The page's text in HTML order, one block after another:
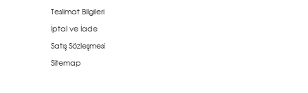
Teslimat Bilgileri
İptal ve İade
Satış Sözleşmesi
Sitemap